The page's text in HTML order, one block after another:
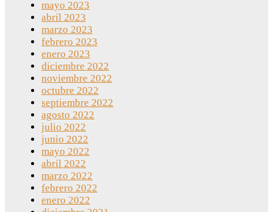
mayo 2023
abril 2023
marzo 2023
febrero 2023
enero 2023
diciembre 2022
noviembre 2022
octubre 2022
septiembre 2022
agosto 2022
julio 2022
junio 2022
mayo 2022
abril 2022
marzo 2022
febrero 2022
enero 2022